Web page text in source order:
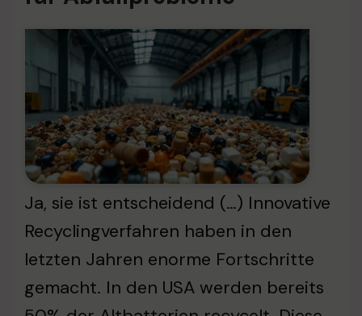
Ja, sie ist entscheidend (…) Innovative
Recyclingverfahren haben in den
letzten Jahren enorme Fortschritte
gemacht. In den USA werden bereits